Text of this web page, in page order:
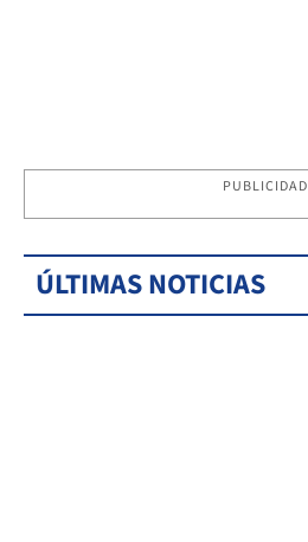
PUBLICIDAD
ÚLTIMAS NOTICIAS